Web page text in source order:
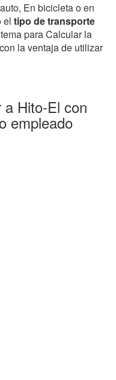
En bicicleta o en
el tipo de transporte
para Calcular la
con la ventaja de utilizar
a Hito-El con
empleado